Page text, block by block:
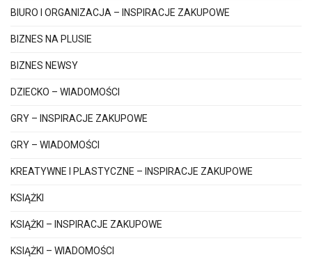
BIURO I ORGANIZACJA – INSPIRACJE ZAKUPOWE
BIZNES NA PLUSIE
BIZNES NEWSY
DZIECKO – WIADOMOŚCI
GRY – INSPIRACJE ZAKUPOWE
GRY – WIADOMOŚCI
KREATYWNE I PLASTYCZNE – INSPIRACJE ZAKUPOWE
KSIĄŻKI
KSIĄŻKI – INSPIRACJE ZAKUPOWE
KSIĄŻKI – WIADOMOŚCI